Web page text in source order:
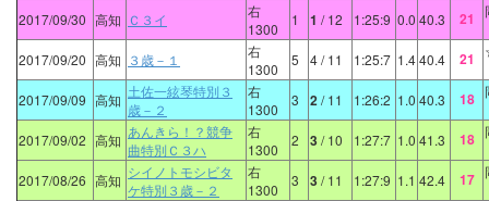
2017/09/30 高知 Ｃ３イ
右
1300
1 1 / 12 1:25:9 0.0 40.3 21
2017/09/20 高知 ３歳－１
右
1300
5 4/ 11 1:25:7 1.440.4 21
2017/09/09 高知 土佐一絃琴特別３
歳－２
右
1300
3 2/ 11 1:26:2 1.0 40.3 18
2017/09/02 高知 あんきら！？競争
曲特別Ｃ３ハ
右
1300
2 3/ 10 1:27:7 1.0 41.3 18
2017/08/26 高知 シイノトモシビタ
ケ特別３歳－２
右
1300
3 3/ 11 1:27:9 1.1 42.4 17